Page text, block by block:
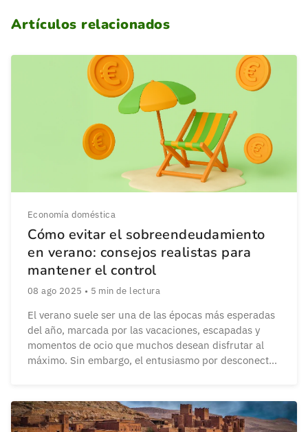
Artículos relacionados
Economía doméstica
Cómo evitar el sobreendeudamiento
en verano: consejos realistas para
mantener el control
08 ago 2025 • 5 min de lectura
El verano suele ser una de las épocas más esperadas
del año, marcada por las vacaciones, escapadas y
momentos de ocio que muchos desean disfrutar al
máximo. Sin embargo, el entusiasmo por desconectar
tiene una planificación financiera adecuada. A
menudo, […]